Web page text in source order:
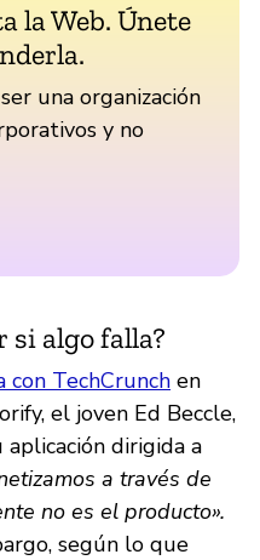
la Web. Únete
una organización
y no
si algo falla?
con TechCrunch en
el joven Ed Beccle,
dirigida a
a través de
no es el producto».
según lo que